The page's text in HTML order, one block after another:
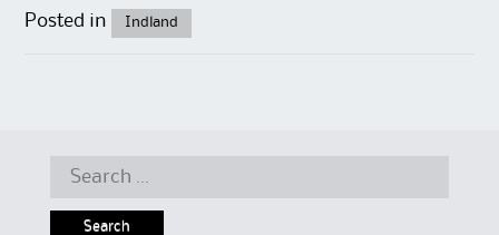
Posted in Indland
Search